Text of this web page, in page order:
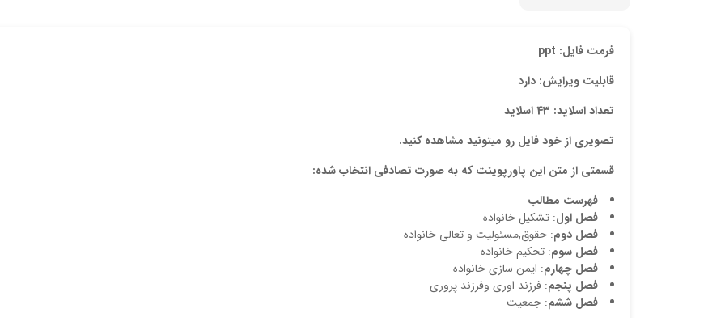
فرمت فایل: ppt
قابلیت ویرایش: دارد
تعداد اسلاید: 43 اسلاید
تصویری از خود فایل رو میتونید مشاهده کنید.
قسمتی از متن این پاورپوینت که به صورت تصادفی انتخاب شده:
فهرست مطالب
فصل اول: تشکیل خانواده
فصل دوم: حقوق,مسئولیت و تعالی خانواده
فصل سوم: تحکیم خانواده
فصل چهارم: ایمن سازی خانواده
فصل پنجم: فرزند اوری وفرزند پروری
فصل ششم: جمعیت